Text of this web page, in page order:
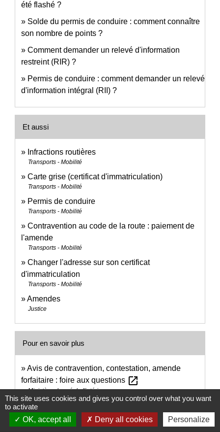
été flashé ?
Solde du permis de conduire : comment connaître
son nombre de points ?
Comment demander un relevé d'information
restreint (RIR) ?
Permis de conduire : comment demander un relevé
d'information intégral (RII) ?
Et aussi
Infractions routières
Transports - Mobilité
Carte grise (certificat d'immatriculation)
Transports - Mobilité
Permis de conduire
Transports - Mobilité
Contravention au code de la route : paiement de
l'amende
Transports - Mobilité
Changer l'adresse sur son certificat
d'immatriculation
Transports - Mobilité
Amendes
Justice
Pour en savoir plus
Avis de contravention, contestation, amende
forfaitaire : foire aux questions open_in_new
Ministère chargé de l'intérieur
Qu'est-ce que le Trésor public ?
Vie publique
This site uses cookies and gives you control over what you want
to activate
OK, accept all
Deny all cookies Personalize